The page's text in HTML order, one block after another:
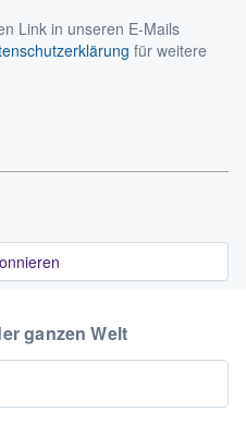
Link in unseren E-Mails
für weitere
ganzen Welt